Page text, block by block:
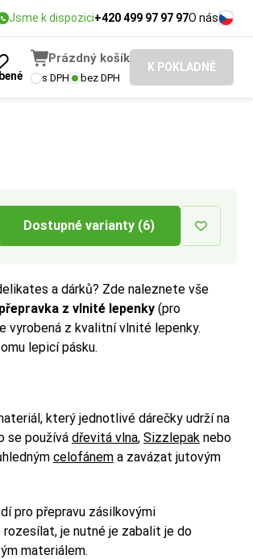
Jsme k dispozici+420 499 97 97 97O nás
Prázdný košík
s DPH bez DPH
K POKLADNĚ
Dostupné varianty (6)
a dárků? Zde naleznete vše
z vlnité lepenky (pro
vyrobená z kvalitní vlnité lepenky.
lepicí pásku.
který jednotlivé dárečky udrží na
se používá dřevitá vlna, Sizzlepak nebo
celofánem a zavázat jutovým
pro přepravu zásilkovými
je nutné je zabalit je do
materiálem.